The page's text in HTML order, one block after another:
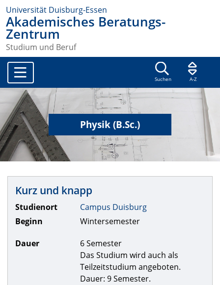
Universität Duisburg-Essen
Akademisches Beratungs-
Zentrum
Studium und Beruf
Suchen A-Z
Physik (B.Sc.)
Kurz und knapp
Studienort
Campus Duisburg
Beginn
Wintersemester
Dauer
6 Semester
Das Studium wird auch als
Teilzeitstudium angeboten.
Dauer: 9 Semester.